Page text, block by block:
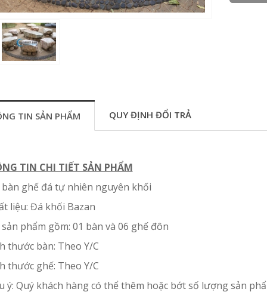
TIN SẢN PHẨM QUY ĐỊNH ĐỔI TRẢ
TIN CHI TIẾT SẢN PHẨM
ghế đá tự nhiên nguyên khối
liệu: Đá khối Bazan
phẩm gồm: 01 bàn và 06 ghế đôn
thước bàn: Theo Y/C
thước ghế: Theo Y/C
ý: Quý khách hàng có thể thêm hoặc bớt số lượng sản